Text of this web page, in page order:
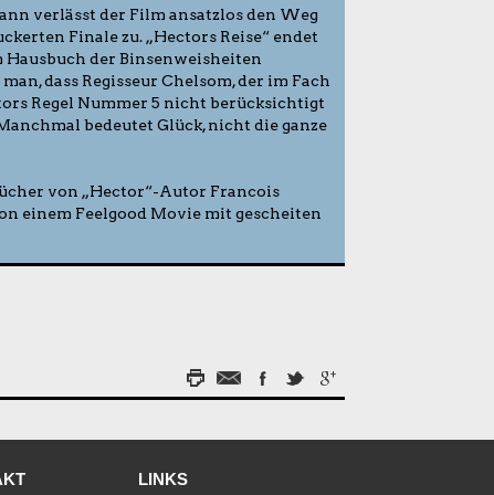
verlässt der Film ansatzlos den Weg
Finale zu. „Hectors Reise“ endet
Hausbuch der Binsenweisheiten
dass Regisseur Chelsom, der im Fach
Regel Nummer 5 nicht berücksichtigt
bedeutet Glück, nicht die ganze
von „Hector“-Autor Francois
einem Feelgood Movie mit gescheiten
LINKS